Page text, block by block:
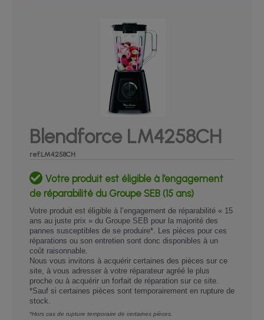
Blendforce LM4258CH
ref:LM4258CH
Votre produit est éligible à l’engagement
de réparabilité du Groupe SEB (15 ans)
Votre produit est éligible à l’engagement de réparabilité « 15
ans au juste prix » du Groupe SEB pour la majorité des
pannes susceptibles de se produire*. Les pièces pour ces
réparations ou son entretien sont donc disponibles à un
coût raisonnable.
Nous vous invitons à acquérir certaines des pièces sur ce
site, à vous adresser à votre réparateur agréé le plus
proche ou à acquérir un forfait de réparation sur ce site.
*Sauf si certaines pièces sont temporairement en rupture de
stock.
*Hors cas de rupture temporaire de certaines pièces.